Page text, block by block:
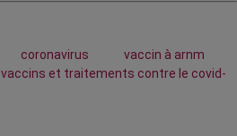
coronavirus
vaccin à arnm
vaccins et traitements contre le covid-